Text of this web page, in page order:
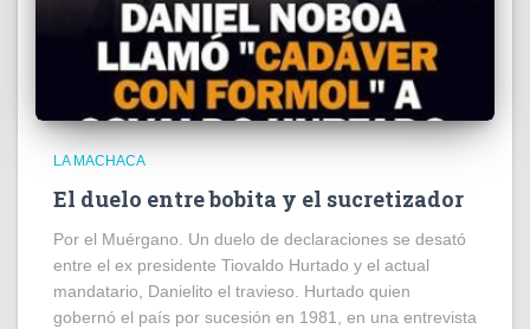
LA MACHACA
El duelo entre bobita y el sucretizador
Por el Muérgano. Un duelo de declaraciones se desató
entre el ex presidente Tiovaldo Hurtado y el actual
mandatario, Danielito el travieso. Hurtado quien
gobernó el país por sucesión en 1981, en una entrevista